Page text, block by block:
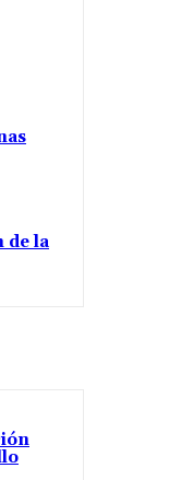
de la